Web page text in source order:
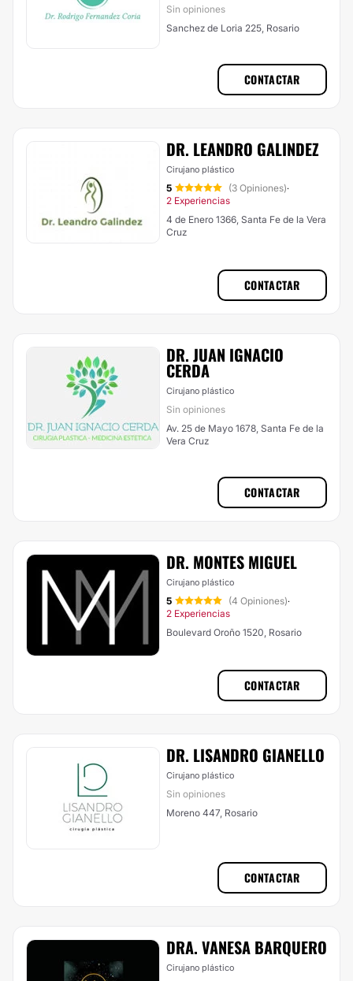
Sin opiniones
Sanchez de Loria 225, Rosario
CONTACTAR
DR. LEANDRO GALINDEZ
Cirujano plástico
5 (3 Opiniones)·
2 Experiencias
4 de Enero 1366, Santa Fe de la Vera
Cruz
CONTACTAR
DR. JUAN IGNACIO
CERDA
Cirujano plástico
Sin opiniones
Av. 25 de Mayo 1678, Santa Fe de la
Vera Cruz
CONTACTAR
DR. MONTES MIGUEL
Cirujano plástico
5 (4 Opiniones)·
2 Experiencias
Boulevard Oroño 1520, Rosario
CONTACTAR
DR. LISANDRO GIANELLO
Cirujano plástico
Sin opiniones
Moreno 447, Rosario
CONTACTAR
DRA. VANESA BARQUERO
Cirujano plástico